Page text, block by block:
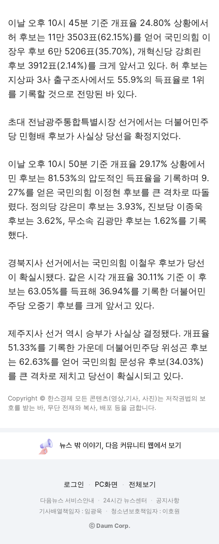
이날 오후 10시 45분 기준 개표율 24.80% 상황에서
허 후보는 11만 3503표(62.15%)를 얻어 국민의힘 이
장우 후보 6만 5206표(35.70%), 개혁신당 강희린
후보 3912표(2.14%)를 크게 앞서고 있다. 허 후보는
지상파 3사 출구조사에서도 55.9%의 득표율로 1위
를 기록할 것으로 전망된 바 있다.
초대 전남광주통합특별시장 선거에서는 더불어민주
당 민형배 후보가 사실상 당선을 확정지었다.
이날 오후 10시 50분 기준 개표율 29.17% 상황에서
민 후보는 81.53%의 압도적인 득표율을 기록하며 9.
27%를 얻은 국민의힘 이정현 후보를 큰 격차로 따돌
렸다. 정의당 강은미 후보는 3.93%, 진보당 이종욱
후보는 3.62%, 무소속 김광만 후보는 1.62%를 기록
했다.
경북지사 선거에서는 국민의힘 이철우 후보가 당선
이 확실시됐다. 같은 시각 개표율 30.11% 기준 이 후
보는 63.05%를 득표해 36.94%를 기록한 더불어민
주당 오중기 후보를 크게 앞서고 있다.
제주지사 선거 역시 승부가 사실상 결정됐다. 개표율
51.33%를 기록한 가운데 더불어민주당 위성곤 후보
는 62.63%를 얻어 국민의힘 문성유 후보(34.03%)
를 큰 격차로 제치고 당선이 확실시되고 있다.
Copyright © 한스경제 모든 콘텐츠(영상,기사, 사진)는 저작권법의 보
호를 받는 바, 무단 전재와 복사, 배포 등을 금합니다.
뉴스 밖 이야기, 다음 커뮤니티 웹에서 보기
로그인 PC화면 전체보기
다음뉴스 서비스안내 24시간 뉴스센터
공지사항
기사배열책임자 : 임광욱
청소년보호책임자 : 이호원
ⓒ Daum Corp.